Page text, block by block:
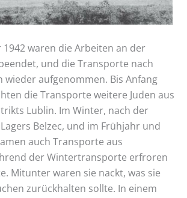
waren die Arbeiten an der
und die Transporte nach
wieder aufgenommen. Bis Anfang
die Transporte weitere Juden aus
Lublin. Im Winter, nach der
Belzec, und im Frühjahr und
auch Transporte aus
der Wintertransporte erfroren
Mitunter waren sie nackt, was sie
zurückhalten sollte. In einem